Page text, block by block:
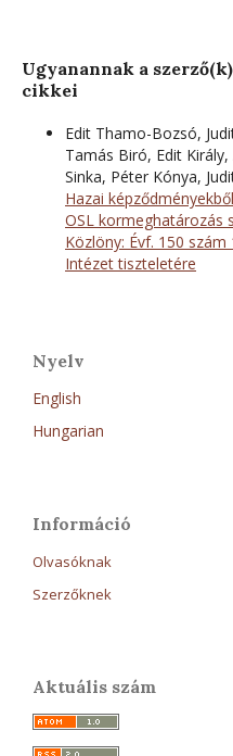
Ugyanannak a
cikkei
Edit Thamo-Bozsó,
Tamás Biró, Edit
Sinka, Péter Kónya,
Hazai
OSL kormeghatározás
Közlöny: Évf. 150
Intézet tiszteletére
Nyelv
English
Hungarian
Információ
Olvasóknak
Szerzőknek
Aktuális szám